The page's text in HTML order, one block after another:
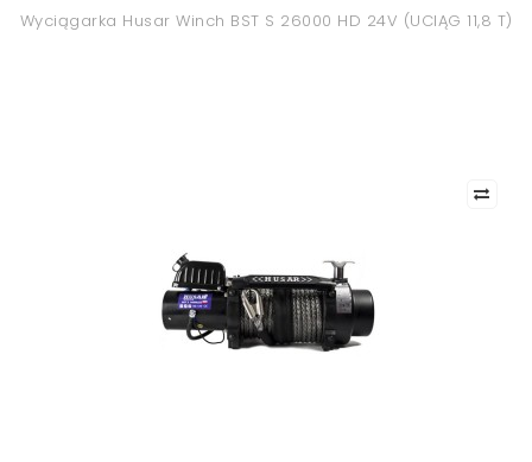
Wyciągarka Husar Winch BST S 26000 HD 24V (UCIĄG 11,8 T)